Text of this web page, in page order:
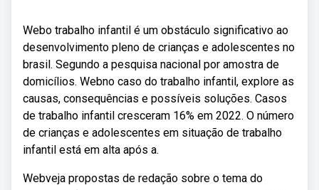
Webo trabalho infantil é um obstáculo significativo ao
desenvolvimento pleno de crianças e adolescentes no
brasil. Segundo a pesquisa nacional por amostra de
domicílios. Webno caso do trabalho infantil, explore as
causas, consequências e possíveis soluções. Casos
de trabalho infantil cresceram 16% em 2022. O número
de crianças e adolescentes em situação de trabalho
infantil está em alta após a.
Webveja propostas de redação sobre o tema do